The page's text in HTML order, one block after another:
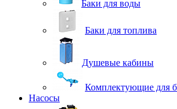
Баки для воды
Баки для топлива
Душевые кабины
Комплектующие для
Насосы